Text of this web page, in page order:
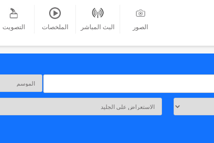
الصور البث المباشر الملخصات التصويت